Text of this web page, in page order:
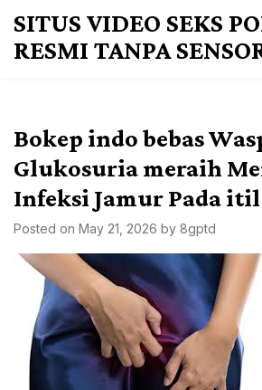
content
SITUS VIDEO SEKS
RESMI TANPA
Bokep indo bebas
Glukosuria meraih
Infeksi Jamur Pada
Posted on May 21, 2026 by 8gptd